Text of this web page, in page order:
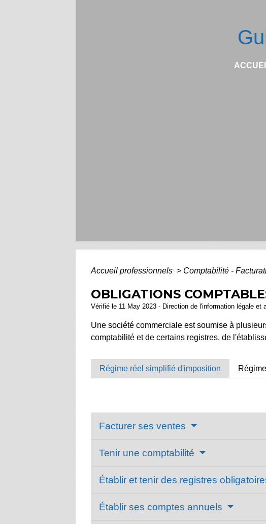
Accueil professionnels > Comptabilité -
OBLIGATIONS
Vérifié le 11 May 2023 - Direction de l'information légale et
Une société commerciale est soumise à
comptabilité et de certains registres, de
Régime réel simplifié d'imposition
Facturer ses ventes
Tenir une comptabilité
Établir et tenir des registres
Établir ses comptes annuels